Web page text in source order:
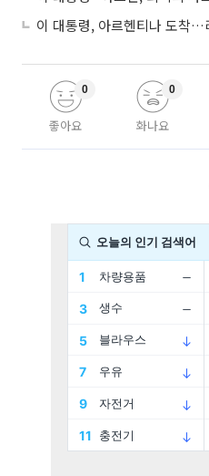
좋아요
0
화나요
0